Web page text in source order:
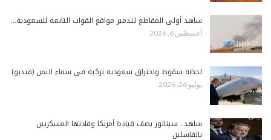
شاهد أولى المقاطع لتدمير مواقع القوات التابعة للسعودية…
أغسطس 6, 2026
لحظة سقوط واحتراق سعودية تركية في سماء اليمن (فيديو)
يوليو 26, 2026
شاهد.. سيناتور يصف قيادة أمريكا وقادتها العسكريين
بالفاشلين